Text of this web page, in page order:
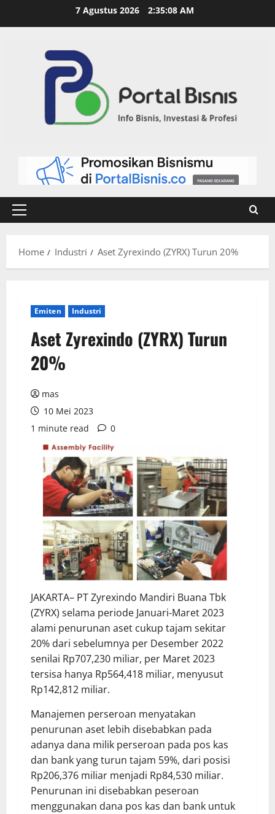
7 Agustus 2026 2:35:08 AM
Home Industri Aset Zyrexindo (ZYRX) Turun 20%
Emiten Industri
Aset Zyrexindo (ZYRX) Turun
20%
mas
10 Mei 2023
1 minute read
0
JAKARTA– PT Zyrexindo Mandiri Buana Tbk
(ZYRX) selama periode Januari-Maret 2023
alami penurunan aset cukup tajam sekitar
20% dari sebelumnya per Desember 2022
senilai Rp707,230 miliar, per Maret 2023
tersisa hanya Rp564,418 miliar, menyusut
Rp142,812 miliar.
Manajemen perseroan menyatakan
penurunan aset lebih disebabkan pada
adanya dana milik perseroan pada pos kas
dan bank yang turun tajam 59%, dari posisi
Rp206,376 miliar menjadi Rp84,530 miliar.
Penurunan ini disebabkan peseroan
menggunakan dana pos kas dan bank untuk